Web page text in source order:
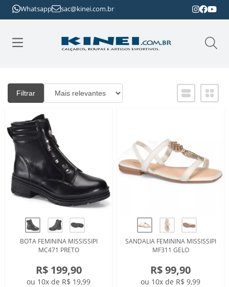
Whatsapp sac@kinei.com.br
Filtrar
BOTA FEMININA MISSISSIPI
MC471 PRETO
R$ 199,90
ou 10x de R$ 19,99
SANDALIA FEMININA MISSISSIPI
MF311 GELO
R$ 99,90
ou 10x de R$ 9,99